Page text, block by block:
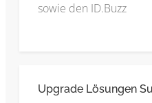
sowie den ID.Buzz
Upgrade Lösungen